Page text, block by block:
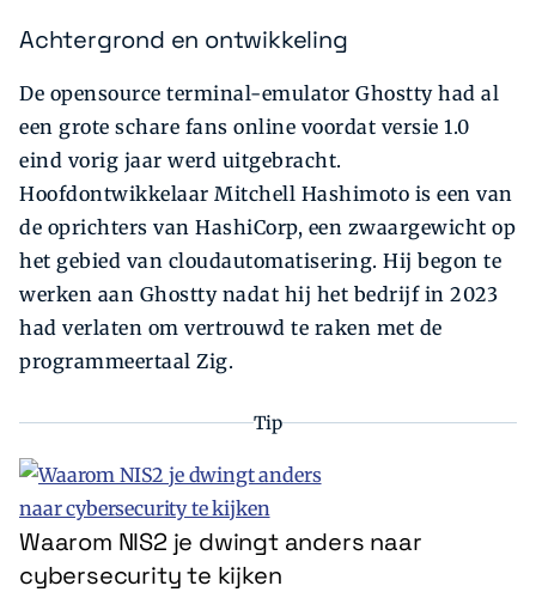
Achtergrond en ontwikkeling
De opensource terminal-emulator Ghostty had al
een grote schare fans online voordat versie 1.0
eind vorig jaar werd uitgebracht.
Hoofdontwikkelaar Mitchell Hashimoto is een van
de oprichters van HashiCorp, een zwaargewicht op
het gebied van cloudautomatisering. Hij begon te
werken aan Ghostty nadat hij het bedrijf in 2023
had verlaten om vertrouwd te raken met de
programmeertaal Zig.
Tip
Waarom NIS2 je dwingt anders naar
cybersecurity te kijken